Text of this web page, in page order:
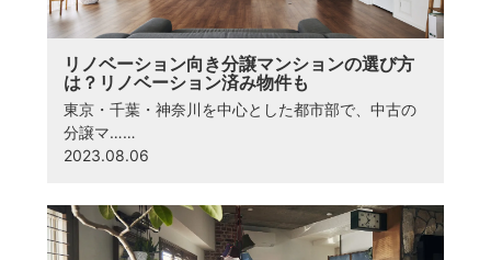
リノベーション向き分譲マンションの選び方
は？リノベーション済み物件も
東京・千葉・神奈川を中心とした都市部で、中古の
分譲マ……
2023.08.06